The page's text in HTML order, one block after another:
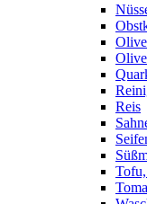
Reis